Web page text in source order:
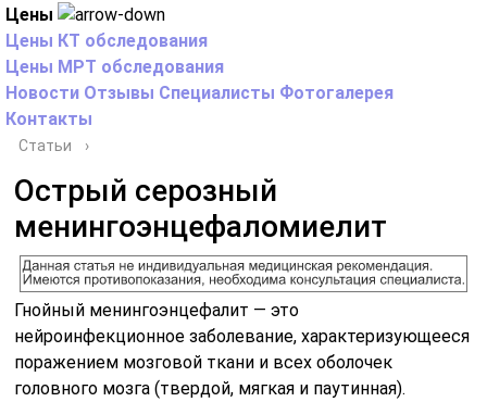
Цены
Цены КТ обследования
Цены МРТ обследования
Новости Отзывы Специалисты Фотогалерея
Контакты
Статьи ›
Острый серозный
менингоэнцефаломиелит
Гнойный менингоэнцефалит — это
нейроинфекционное заболевание, характеризующееся
поражением мозговой ткани и всех оболочек
головного мозга (твердой, мягкая и паутинная).